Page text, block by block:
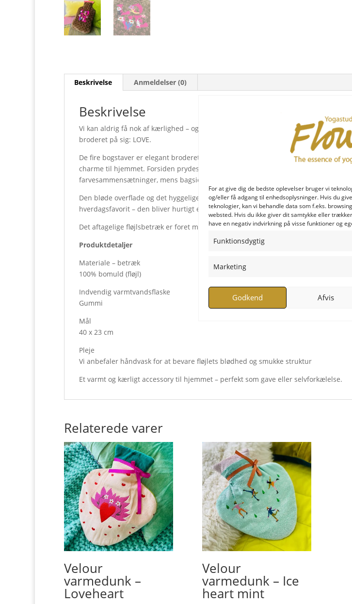
For at give dig de bedste oplevelser bruger vi
og/eller få adgang til enhedsoplysninger. Hvis du
teknologier, kan vi behandle data som f.eks.
websted. Hvis du ikke giver dit samtykke eller
have en negativ indvirkning på visse funktioner og
Funktionsdygtig
Marketing
Godkend Afvis
Beskrivelse Anmeldelser (0)
Beskrivelse
Vi kan aldrig få nok af kærlighed – og derfor har denne varmtvandsflaske fået
broderet på sig: LOVE.
De fire bogstaver er elegant broderet på blødt bomuldsfløjl i en sart pink nuance,
charme til hjemmet. Forsiden prydes af et harmonisk geometrisk mønster med
farvesammensætninger, mens bagsiden er udført i ensfarvet bomuldsfløjl for et
Den bløde overflade og det hyggelige design gør varmtvandsflasken til mere end
hverdagsfavorit – den bliver hurtigt en fast del af dine rolige stunder og kolde
Det aftagelige fløjlsbetræk er foret med bomuldsstof for ekstra komfort og kvalitet.
Produktdetaljer
Materiale – betræk
100% bomuld (fløjl)
Indvendig varmtvandsflaske
Gummi
Mål
40 x 23 cm
Pleje
Vi anbefaler håndvask for at bevare fløjlets blødhed og smukke struktur
Et varmt og kærligt accessory til hjemmet – perfekt som gave eller selvforkælelse.
Relaterede varer
Velour
varmedunk –
Loveheart
Velour
varmedunk – Ice
heart mint